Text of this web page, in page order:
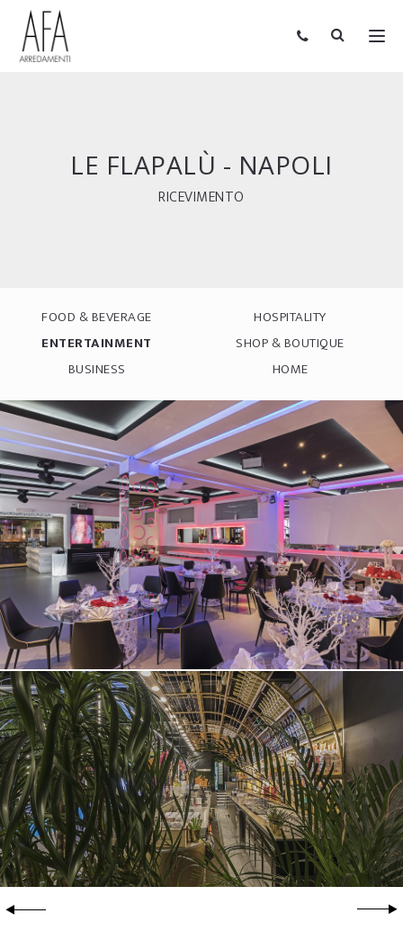
LE FLAPALÙ - NAPOLI
RICEVIMENTO
FOOD & BEVERAGE
HOSPITALITY
ENTERTAINMENT
SHOP & BOUTIQUE
BUSINESS
HOME